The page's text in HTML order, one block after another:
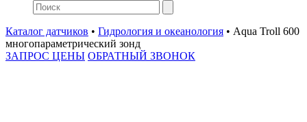
Каталог датчиков • Гидрология и океанология • Aqua Troll 600
многопараметрический зонд
ЗАПРОС ЦЕНЫ ОБРАТНЫЙ ЗВОНОК